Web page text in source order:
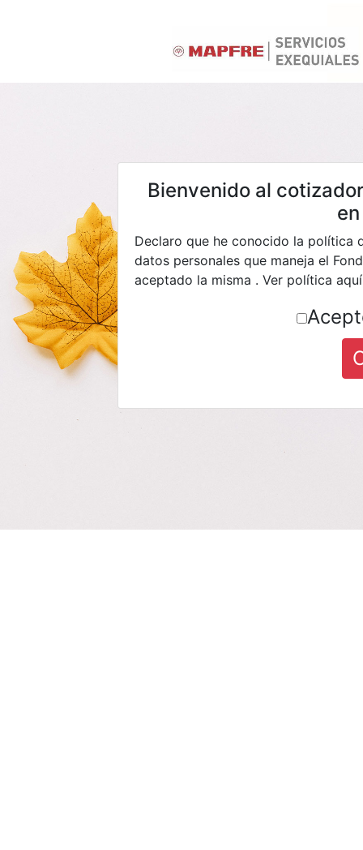
Bienvenido al
Declaro que he conocido la política
datos personales que maneja el
aceptado la misma . Ver política